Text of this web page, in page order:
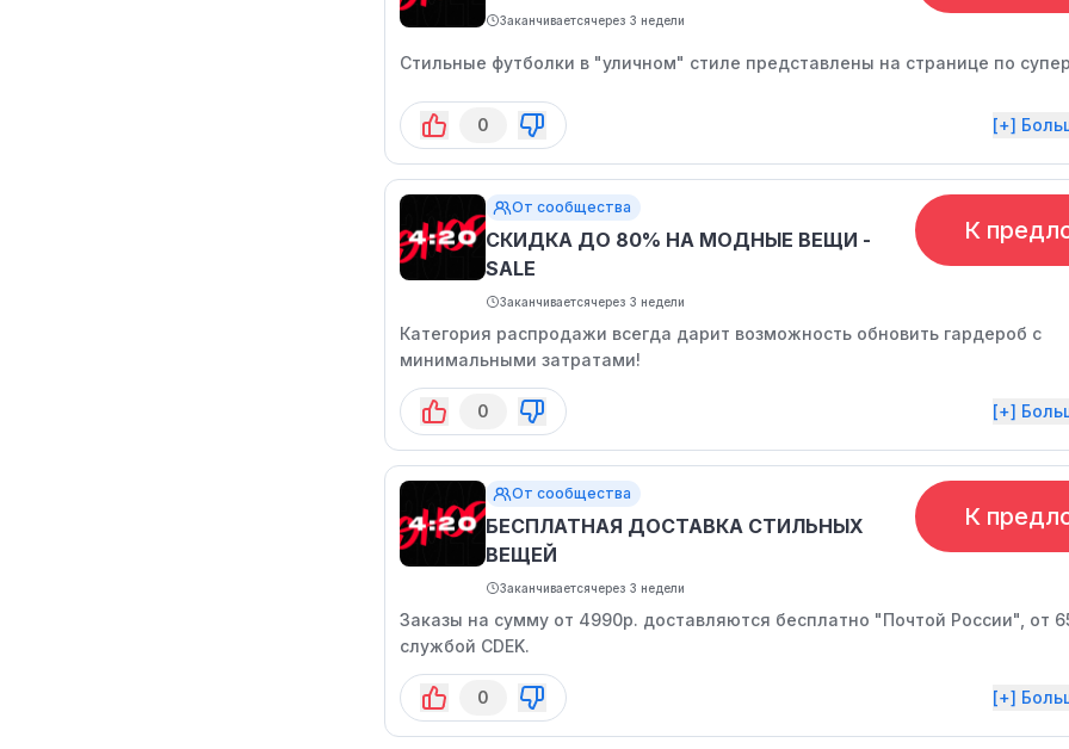
Заканчиваетсячерез 3 недели
Стильные футболки в "уличном" стиле представлены на странице по
0 [+]
От сообщества
СКИДКА ДО 80% НА МОДНЫЕ ВЕЩИ -
SALE
Заканчиваетсячерез 3 недели
К
Категория распродажи всегда дарит возможность обновить гардероб с
минимальными затратами!
0 [+]
От сообщества
БЕСПЛАТНАЯ ДОСТАВКА СТИЛЬНЫХ
ВЕЩЕЙ
Заканчиваетсячерез 3 недели
К
Заказы на сумму от 4990р. доставляются бесплатно "Почтой России", от
службой CDEK.
0 [+]